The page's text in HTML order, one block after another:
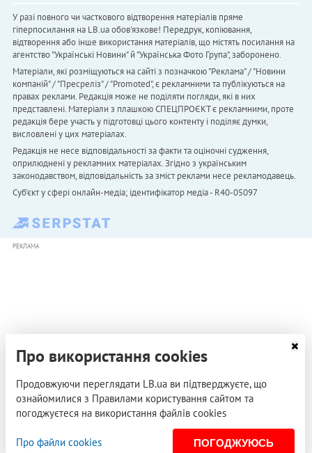
У разі повного чи часткового відтворення матеріалів пряме
гіперпосилання на LB.ua обов'язкове! Передрук, копіювання,
відтворення або інше використання матеріалів, що містять посилання на
агентство "Українськi Новини" й "Українська Фото Група", заборонено.
Матеріали, які розміщуються на сайті з позначкою "Реклама" / "Новини
компаній" / "Пресреліз" / "Promoted", є рекламними та публікуються на
правах реклами. Редакція може не поділяти погляди, які в них
представлені. Матеріали з плашкою СПЕЦПРОЄКТ є рекламними, проте
редакція бере участь у підготовці цього контенту і поділяє думки,
висловлені у цих матеріалах.
Редакція не несе відповідальності за факти та оціночні судження,
оприлюднені у рекламних матеріалах. Згідно з українським
законодавством, відповідальність за зміст реклами несе рекламодавець.
Cуб'єкт у сфері онлайн-медіа; ідентифікатор медіа - R40-05097
РЕКЛАМА
Про використання cookies
Продовжуючи переглядати LB.ua ви підтверджуєте, що
ознайомилися з Правилами користування сайтом та
погоджуєтеся на використання файлів cookies
Про файли cookies ПОГОДЖУЮСЬ